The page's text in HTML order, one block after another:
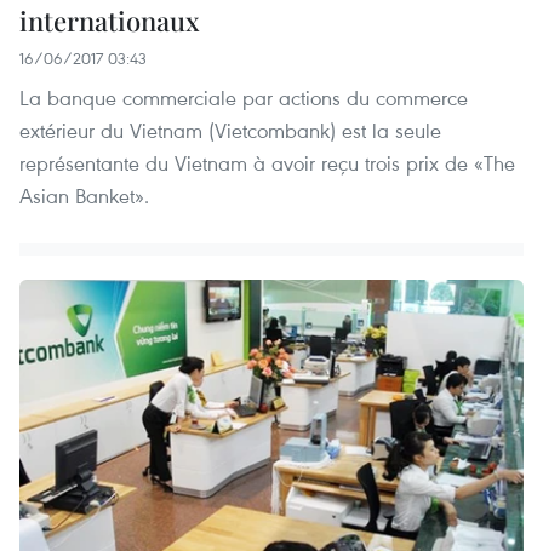
internationaux
16/06/2017 03:43
La banque commerciale par actions du commerce
extérieur du Vietnam (Vietcombank) est la seule
représentante du Vietnam à avoir reçu trois prix de «The
Asian Banket».